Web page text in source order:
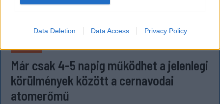
Data Deletion Data Access Privacy Policy
Már csak 4-5 napig működhet a jelenlegi
körülmények között a cernavodai
atomerőmű